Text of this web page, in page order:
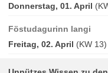
Donnerstag, 01. April
Föstudagurinn langi
Freitag, 02. April (KW 13)